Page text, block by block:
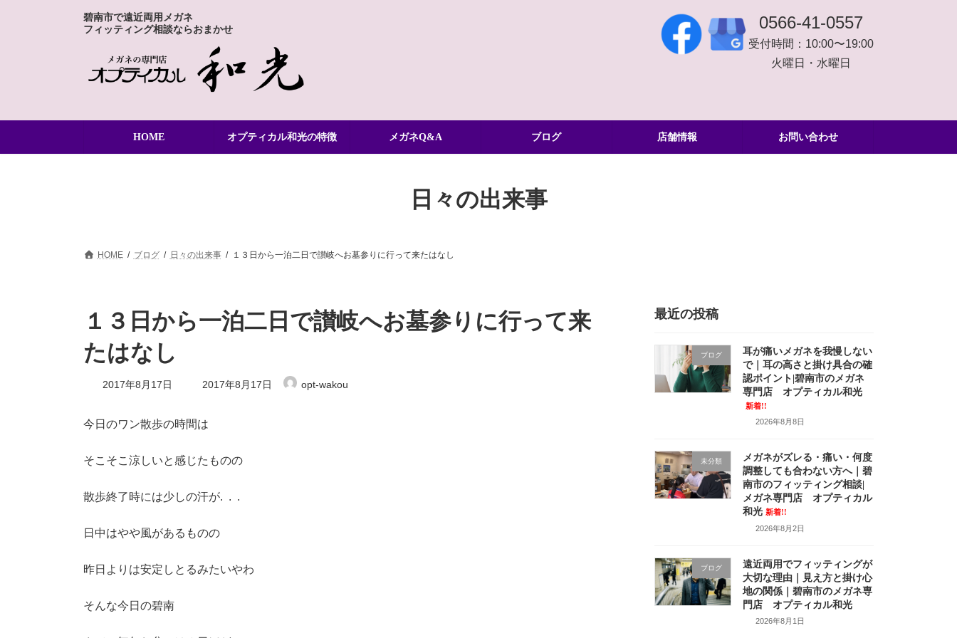
碧南市で遠近両用メガネ
フィッティング相談ならおまかせ
0566-41-0557
受付時間：10:00〜19:00
火曜日・水曜日
HOME オプティカル和光の特徴 メガネQ&A ブログ 店舗情報 お問い合わせ
日々の出来事
HOME ブログ 日々の出来事 １３日から一泊二日で讃岐へお墓参りに行って来たはなし
１３日から一泊二日で讃岐へお墓参りに行って来
たはなし
2017年8月17日
最
終
新
日
:
2017年8月17日 opt-wakou
今日のワン散歩の時間は
そこそこ涼しいと感じたものの
散歩終了時には少しの汗が. . .
日中はやや風があるものの
昨日よりは安定しとるみたいやわ
そんな今日の碧南
最近の投稿
ブログ
耳が痛いメガネを我慢しない
で｜耳の高さと掛け具合の確
認ポイント|碧南市のメガネ
専門店 オプティカル和光
新着!!
2026年8月8日
未分類
メガネがズレる・痛い・何度
調整しても合わない方へ｜碧
南市のフィッティング相談|
メガネ専門店 オプティカル
和光 新着!!
2026年8月2日
ブログ
遠近両用でフィッティングが
大切な理由｜見え方と掛け心
地の関係｜碧南市のメガネ専
門店 オプティカル和光
2026年8月1日